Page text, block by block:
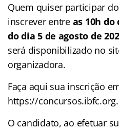
Quem quiser participar do
inscrever entre as 10h do
do dia 5 de agosto de
será disponibilizado no
organizadora.
Faça aqui sua inscrição
https://
O candidato, ao efetuar